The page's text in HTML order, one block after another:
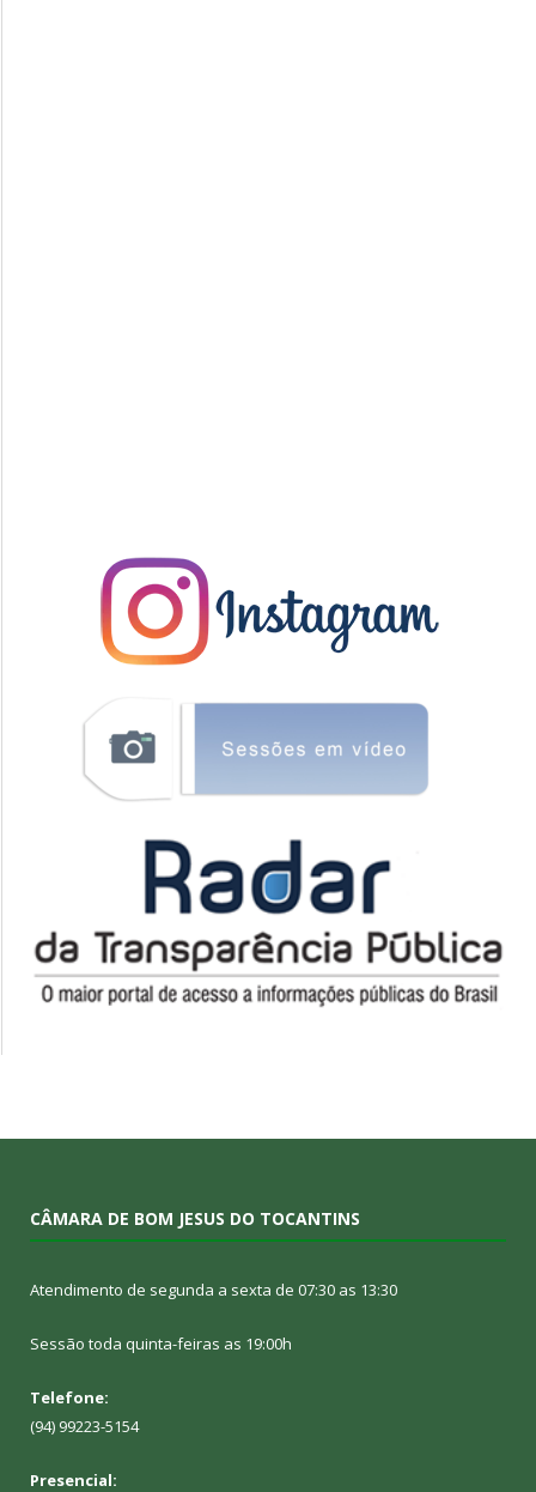
CÂMARA DE BOM JESUS DO TOCANTINS
Atendimento de segunda a sexta de 07:30 as 13:30
Sessão toda quinta-feiras as 19:00h
Telefone:
(94) 99223-5154
Presencial: